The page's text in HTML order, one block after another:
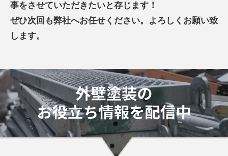
事をさせていただきたいと存じます！
ぜひ次回も弊社へお任せください。よろしくお願い致
します。